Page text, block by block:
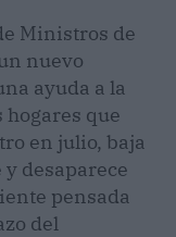
Ministros de
nuevo
ayuda a la
que
en julio, baja
desaparece
pensada
del